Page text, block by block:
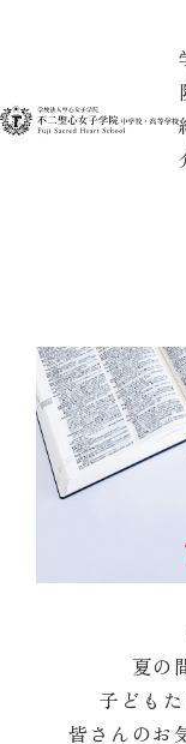
夏の
子ども
皆さんのお